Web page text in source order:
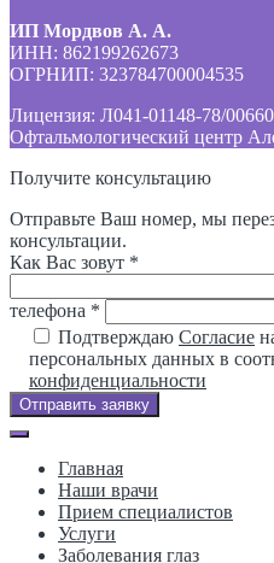
ИП Мордвов А. А.
ИНН: 862199262673
ОГРНИП: 323784700004535
Лицензия: Л041-01148-78/
Офтальмологический центр
Получите консультацию
Отправьте Ваш номер, мы
консультации.
Как Вас зовут *
телефона *
Подтверждаю Согласие
персональных данных в
конфиденциальности
Отправить заявку
Главная
Наши врачи
Прием специалистов
Услуги
Заболевания глаз